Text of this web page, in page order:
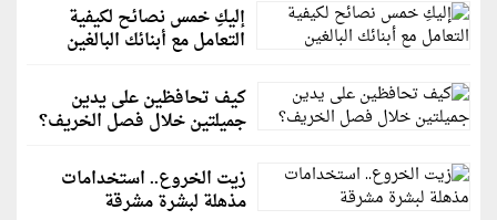
إليكِ خمس نصائح لكيفية
التعامل مع أبنائك البالغين
كيف تحافظين على يدين
جميلتين خلال فصل الخريف؟
زيت الخروع.. استخدامات
مذهلة لبشرة مشرقة